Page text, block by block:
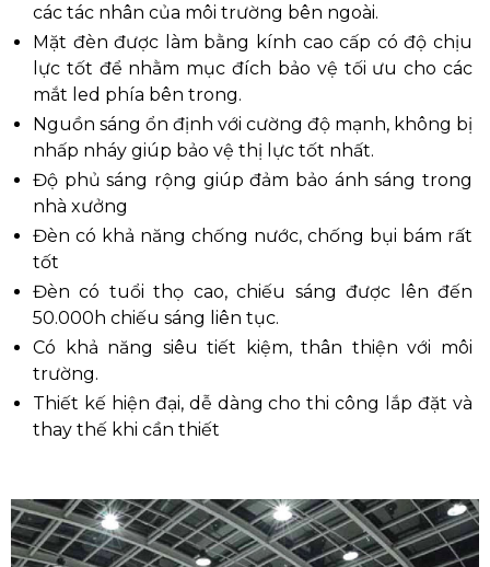
các tác nhân của môi trường bên ngoài.
Mặt đèn được làm bằng kính cao cấp có độ chịu
lực tốt để nhằm mục đích bảo vệ tối ưu cho các
mắt led phía bên trong.
Nguồn sáng ổn định với cường độ mạnh, không bị
nhấp nháy giúp bảo vệ thị lực tốt nhất.
Độ phủ sáng rộng giúp đảm bảo ánh sáng trong
nhà xưởng
Đèn có khả năng chống nước, chống bụi bám rất
tốt
Đèn có tuổi thọ cao, chiếu sáng được lên đến
50.000h chiếu sáng liên tục.
Có khả năng siêu tiết kiệm, thân thiện với môi
trường.
Thiết kế hiện đại, dễ dàng cho thi công lắp đặt và
thay thế khi cần thiết